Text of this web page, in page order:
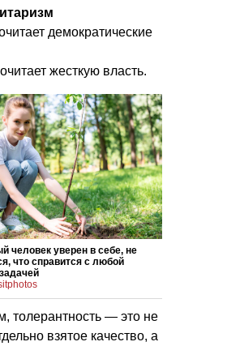
демократические
жесткую власть.
человек уверен в себе, не
что справится с любой
толерантность — это не
взятое качество, а